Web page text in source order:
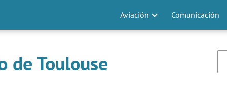
Aviación Comunicación
de Toulouse